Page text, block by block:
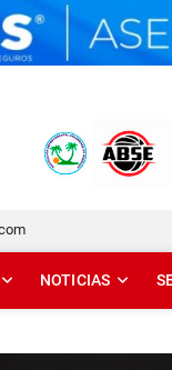
NOTICIAS